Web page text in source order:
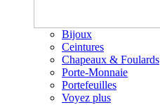
Bijoux
Ceintures
Chapeaux & Foulards
Porte-Monnaie
Portefeuilles
Voyez plus